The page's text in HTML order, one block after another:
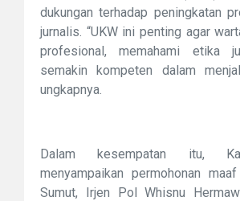
dukungan terhadap peningkatan
jurnalis. “UKW ini penting agar
profesional, memahami etika
semakin kompeten dalam
ungkapnya.
Dalam kesempatan itu,
menyampaikan permohonan
Sumut, Irjen Pol Whisnu